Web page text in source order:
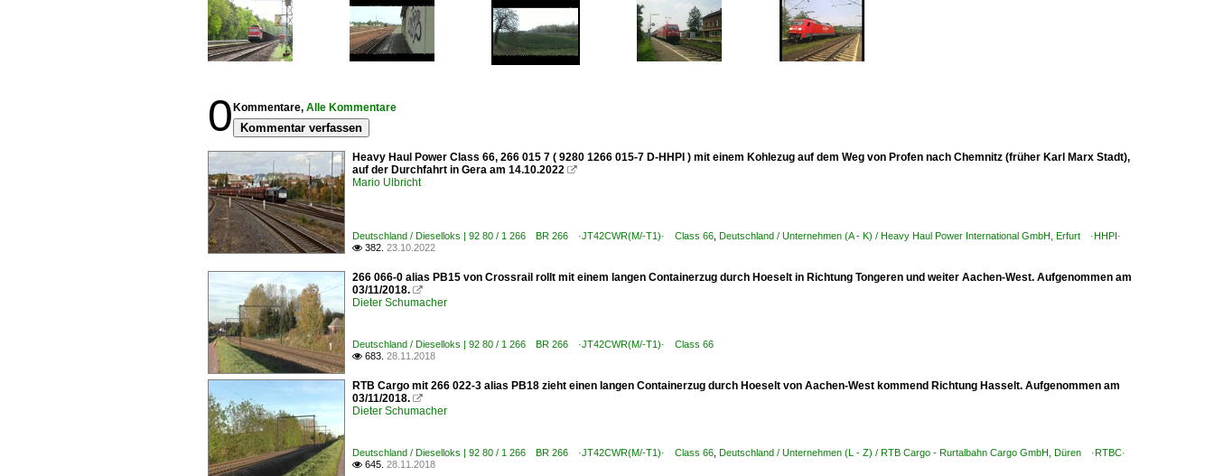
0 Kommentare, Alle Kommentare
Kommentar verfassen
Heavy Haul Power Class 66, 266 015 7 ( 9280 1266 015-7 D-HHPI ) mit einem Kohlezug auf dem Weg von Profen nach Chemnitz (früher Karl Marx Stadt),
auf der Durchfahrt in Gera am 14.10.2022 
Mario Ulbricht
Deutschland / Dieselloks | 92 80 / 1 266 BR 266 ·JT42CWR(M/-T1)· Class 66 Deutschland / Unternehmen (A - K) / Heavy Haul Power International GmbH, Erfurt ·HHPI·
 382. 23.10.2022
266 066-0 alias PB15 von Crossrail rollt mit einem langen Containerzug durch Hoeselt in Richtung Tongeren und weiter Aachen-West. Aufgenommen am
03/11/2018. 
Dieter Schumacher
Deutschland / Dieselloks | 92 80 / 1 266 BR 266 ·JT42CWR(M/-T1)· Class 66
 683. 28.11.2018
RTB Cargo mit 266 022-3 alias PB18 zieht einen langen Containerzug durch Hoeselt von Aachen-West kommend Richtung Hasselt. Aufgenommen am
03/11/2018. 
Dieter Schumacher
Deutschland / Dieselloks | 92 80 / 1 266 BR 266 ·JT42CWR(M/-T1)· Class 66 Deutschland / Unternehmen (L - Z) / RTB Cargo - Rurtalbahn Cargo GmbH, Düren ·RTBC·
 645. 28.11.2018